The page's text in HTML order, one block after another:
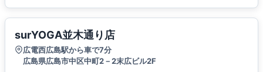
surYOGA並木通り店
広電西広島駅から車で7分
広島県広島市中区中町2－2末広ビル2F